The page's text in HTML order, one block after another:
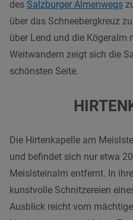
des Salzburger Almenwegs
über das Schneebergkreuz
über Lend und die Kögeralm
Weitwandern zeigt sich die
schönsten Seite.
Die Hirtenkapelle am
und befindet sich nur etwa
Meislsteinalm entfernt. In
kunstvolle Schnitzereien
Ausblick reicht vom